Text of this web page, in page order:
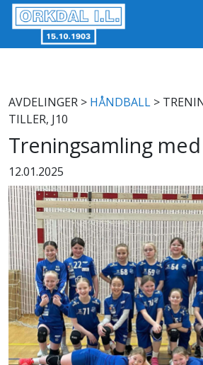
AVDELINGER > HÅNDBALL >
TILLER, J10
Treningsamling med
12.01.2025